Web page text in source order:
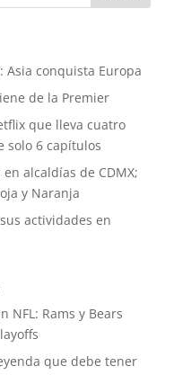
Asia conquista Europa
de la Premier
que lleva cuatro
solo 6 capítulos
alcaldías de CDMX;
y Naranja
actividades en
NFL: Rams y Bears
que debe tener